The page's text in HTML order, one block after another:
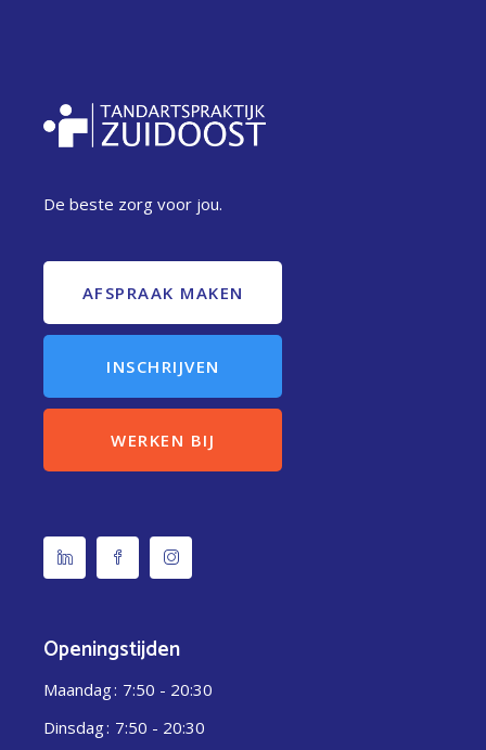
De beste zorg voor jou.
AFSPRAAK MAKEN
INSCHRIJVEN
WERKEN BIJ
Openingstijden
Maandag 7:50 - 20:30
Dinsdag 7:50 - 20:30